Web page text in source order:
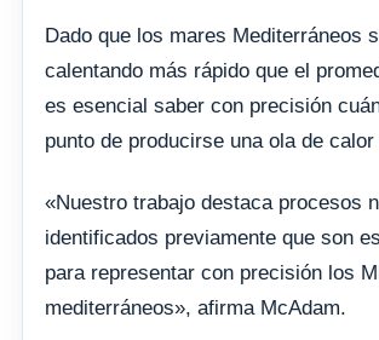
Dado que los mares Mediterráneos
calentando más rápido que el
es esencial saber con precisión
punto de producirse una ola de
«Nuestro trabajo destaca procesos
identificados previamente que son
para representar con precisión los
mediterráneos», afirma McAdam.